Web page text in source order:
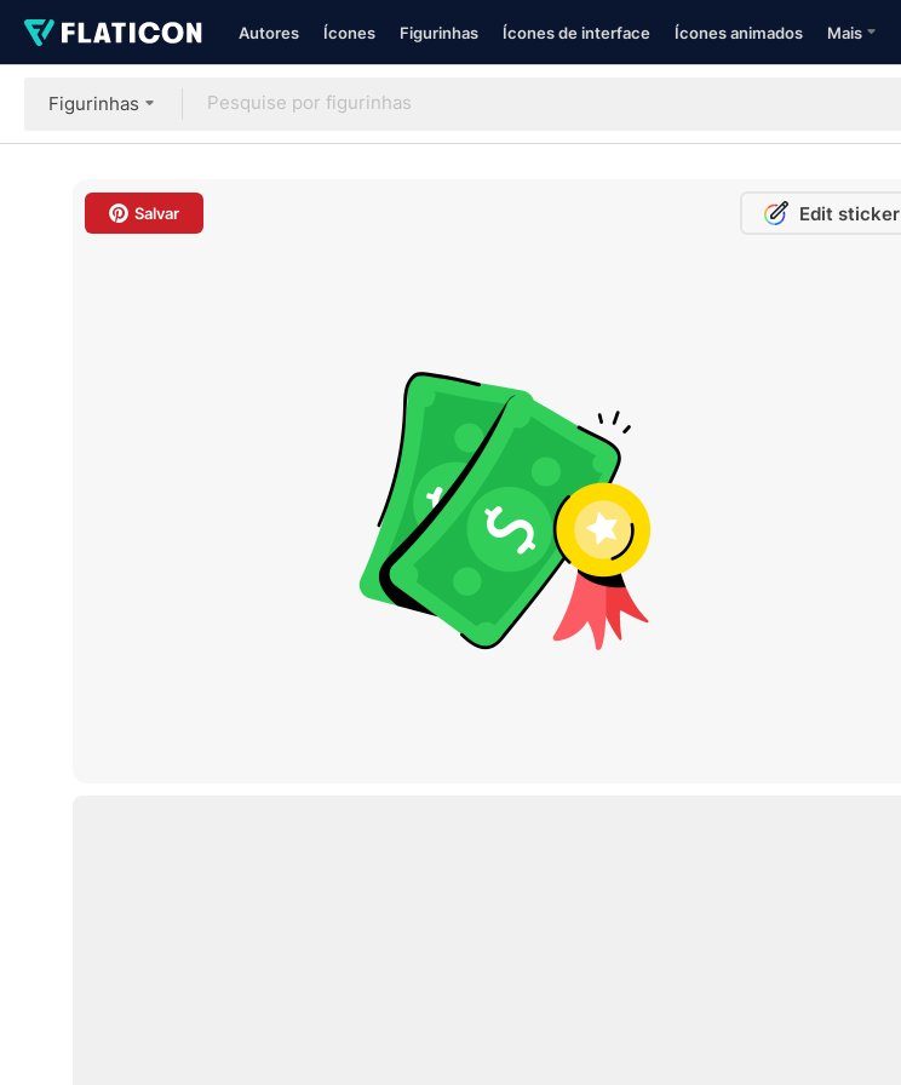
Autores Ícones Figurinhas Ícones de interface Ícones animados Mais
Figurinhas
Salvar Edit sticker